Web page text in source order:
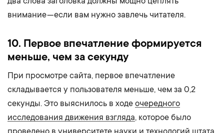
внимание — если вам нужно завлечь читателя.
10. Первое впечатление формируется
меньше, чем за секунду
При просмотре сайта, первое впечатление
складывается у пользователя меньше, чем за 0,2
секунды. Это выяснилось в ходе очередного
исследования движения взгляда, которое было